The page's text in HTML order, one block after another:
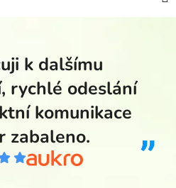
k dalšímu
rychlé odeslání
komunikace
zabaleno.